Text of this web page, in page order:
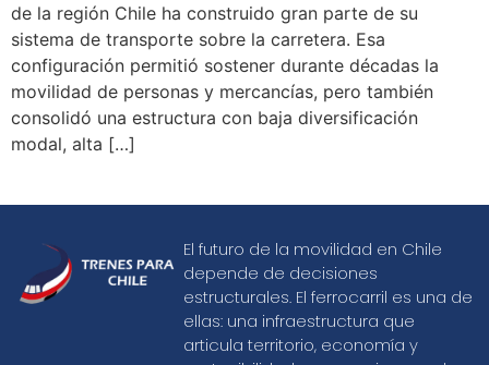
de la región Chile ha construido gran parte de su
sistema de transporte sobre la carretera. Esa
configuración permitió sostener durante décadas la
movilidad de personas y mercancías, pero también
consolidó una estructura con baja diversificación
modal, alta […]
El futuro de la movilidad en Chile
depende de decisiones
estructurales. El ferrocarril es una de
ellas: una infraestructura que
articula territorio, economía y